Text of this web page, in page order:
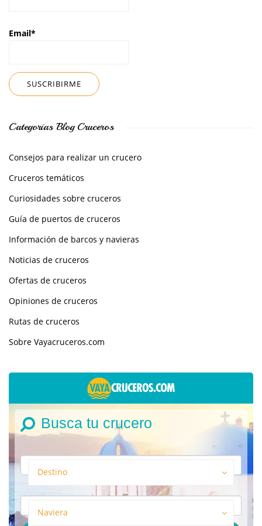
Email*
Categorías Blog Cruceros
Consejos para realizar un crucero
Cruceros temáticos
Curiosidades sobre cruceros
Guía de puertos de cruceros
Información de barcos y navieras
Noticias de cruceros
Ofertas de cruceros
Opiniones de cruceros
Rutas de cruceros
Sobre Vayacruceros.com
Busca tu crucero
Destino
Naviera